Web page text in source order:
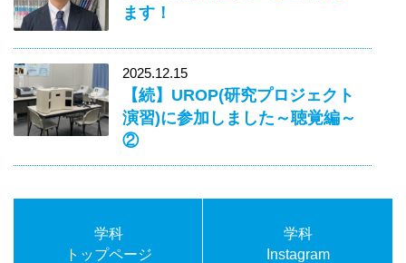
ます！
2025.12.15
【続】UROP(研究プロジェクト
演習)に参加しました～聴覚編～
②
学科
トップページ
学科
Instagram